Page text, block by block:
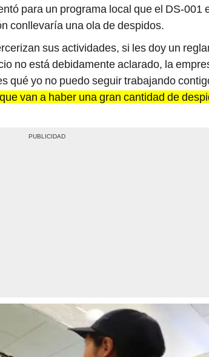
para un programa local que el DS-001
conllevaría una ola de despidos.
sus actividades, si les doy un
no está debidamente aclarado, la
qué yo no puedo seguir trabajando
van a haber una gran cantidad de